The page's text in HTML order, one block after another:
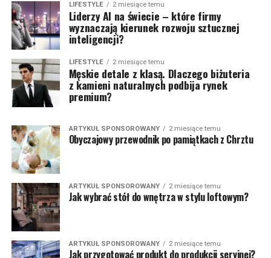
LIFESTYLE 2 miesiące temu
Liderzy AI na świecie – które firmy
wyznaczają kierunek rozwoju sztucznej
inteligencji?
LIFESTYLE 2 miesiące temu
Męskie detale z klasą. Dlaczego biżuteria
z kamieni naturalnych podbija rynek
premium?
ARTYKUŁ SPONSOROWANY 2 miesiące temu
Obyczajowy przewodnik po pamiątkach z Chrztu
ARTYKUŁ SPONSOROWANY 2 miesiące temu
Jak wybrać stół do wnętrza w stylu loftowym?
ARTYKUŁ SPONSOROWANY 2 miesiące temu
Jak przygotować produkt do produkcji seryjnej?